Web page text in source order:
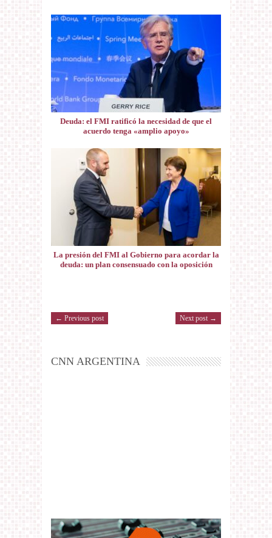
Deuda: el FMI ratificó la necesidad de que el
acuerdo tenga «amplio apoyo»
La presión del FMI al Gobierno para acordar la
deuda: un plan consensuado con la oposición
← Previous post Next post →
CNN ARGENTINA